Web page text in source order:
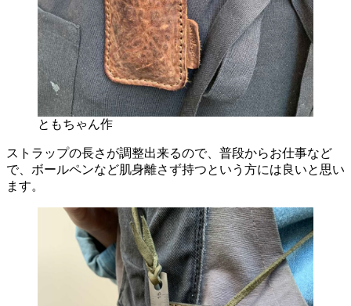
ともちゃん作
ストラップの長さが調整出来るので、普段からお仕事など
で、ボールペンなど肌身離さず持つという方には良いと思い
ます。